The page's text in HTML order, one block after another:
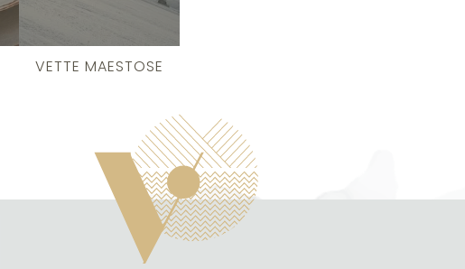
VETTE MAESTOSE